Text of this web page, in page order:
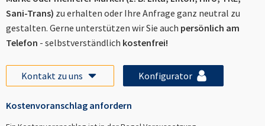
Sani-Trans) zu erhalten oder Ihre Anfrage ganz neutral zu
gestalten. Gerne unterstützen wir Sie auch persönlich am
Telefon - selbstverständlich kostenfrei!
Kontakt zu uns Konfigurator
Kostenvoranschlag anfordern